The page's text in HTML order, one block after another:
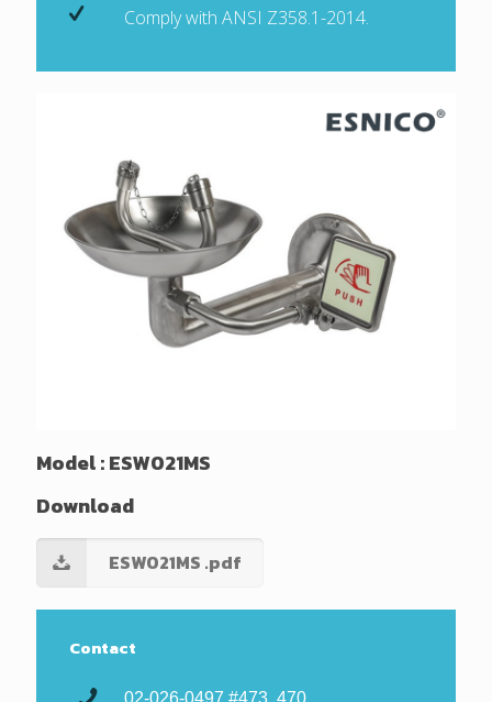
Comply with ANSI Z358.1-2014.
Model : ESW021MS
Download
ESW021MS .pdf
Contact
02-026-0497 #473, 470